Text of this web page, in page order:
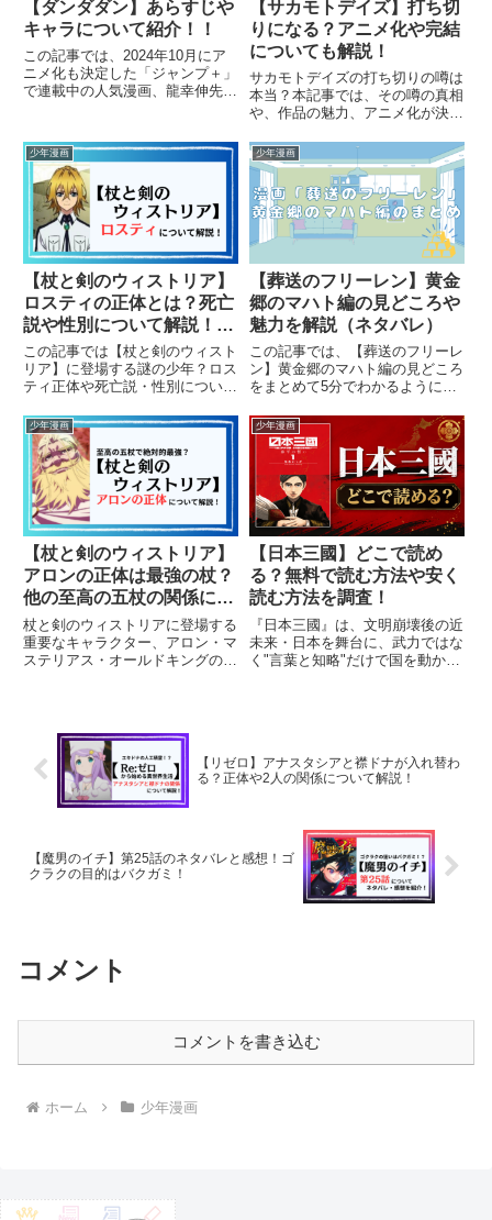
【ダンダダン】あらすじや
キャラについて紹介！！
この記事では、2024年10月にア
ニメ化も決定した「ジャンプ＋」
で連載中の人気漫画、龍幸伸先生
（ネタバレ含む）
【サカモトデイズ】打ち切
りになる？アニメ化や完結
についても解説！
サカモトデイズの打ち切りの噂は
本当？本記事では、その噂の真相
や、作品の魅力、アニメ化が決定
少年漫画
【杖と剣のウィストリア】
ロスティの正体とは？死亡
説や性別について解説！
（ネタバレ）
この記事では【杖と剣のウィスト
リア】に登場する謎の少年？ロス
ティ正体や死亡説・性別について
少年漫画
【葬送のフリーレン】黄金
郷のマハト編の見どころや
魅力を解説（ネタバレ）
この記事では、【葬送のフリーレ
ン】黄金郷のマハト編の見どころ
をまとめて5分でわかるように解
これを読めば内容をすぐに理解で
きることは間違いなしです。デン
ケンとマハトの物語をお楽しみく
ださい。
少年漫画
【杖と剣のウィストリア】
アロンの正体は最強の杖？
他の至高の五杖の関係につ
いても解説！（ネタバレ）
杖と剣のウィストリアに登場する
重要なキャラクター、アロン・マ
ステリアス・オールドキングの正
あり、その力と謎に満ちた過去が
物語に大きな影響を与えます。
こ...
少年漫画
【日本三國】どこで読め
る？無料で読む方法や安く
読む方法を調査！
『日本三國』は、文明崩壊後の近
未来・日本を舞台に、武力ではな
く"言葉と知略"だけで国を動かす
【リゼロ】アナスタシアと襟ドナが入れ替わ
る？正体や2人の関係について解説！
【魔男のイチ】第25話のネタバレと感想！ゴ
クラクの目的はバクガミ！
コメント
コメントを書き込む
ホーム 少年漫画